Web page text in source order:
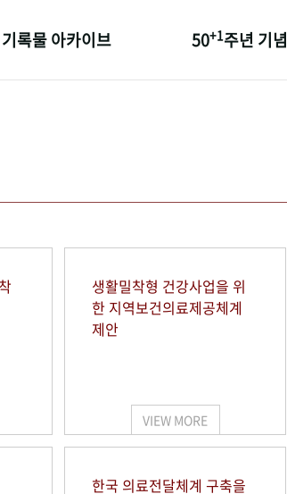
기록물 아카이브 50+1주년 기념
생활밀착형 건강사업을 위
한 지역보건의료제공체계
제안
VIEW MORE
한국 의료전달체계 구축을